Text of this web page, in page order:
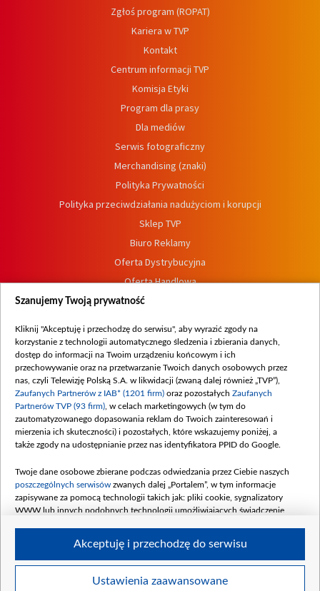
Zgłoś program (ROPAT)
Kariera w TVP
Kontakt
Centrum informacji TVP
Komisja Etyki
Program dla prasy
Dla mediów
Serwis fotograficzny
Merchandising (znaki)
Polityka Prywatności
Polityka przeciwdziałania nadużyciom i korupcji
Sklep TVP
Biuro Reklamy
Oferta Dystrybucyjna
Oferta Handlowa
Dostępność
Procedura zgłoszeń wewnętrznych
Szanujemy Twoją prywatność
Kliknij "Akceptuję i przechodzę do serwisu", aby wyrazić zgody na
korzystanie z technologii automatycznego śledzenia i zbierania danych,
dostęp do informacji na Twoim urządzeniu końcowym i ich
przechowywanie oraz na przetwarzanie Twoich danych osobowych przez
nas, czyli Telewizję Polską S.A. w likwidacji (zwaną dalej również „TVP”),
Zaufanych Partnerów z IAB* (1201 firm) oraz pozostałych Zaufanych
Partnerów TVP (93 firm) , w celach marketingowych (w tym do
zautomatyzowanego dopasowania reklam do Twoich zainteresowań i
mierzenia ich skuteczności) i pozostałych, które wskazujemy poniżej, a
także zgody na udostępnianie przez nas identyfikatora PPID do Google.
Twoje dane osobowe zbierane podczas odwiedzania przez Ciebie naszych
poszczególnych serwisów zwanych dalej „Portalem”, w tym informacje
zapisywane za pomocą technologii takich jak: pliki cookie, sygnalizatory
WWW lub innych podobnych technologii umożliwiających świadczenie
Twoje dane osobowe zbierane podczas odwiedzania przez Ciebie
Ustawienia zaawansowane
Akceptuję i przechodzę do serwisu